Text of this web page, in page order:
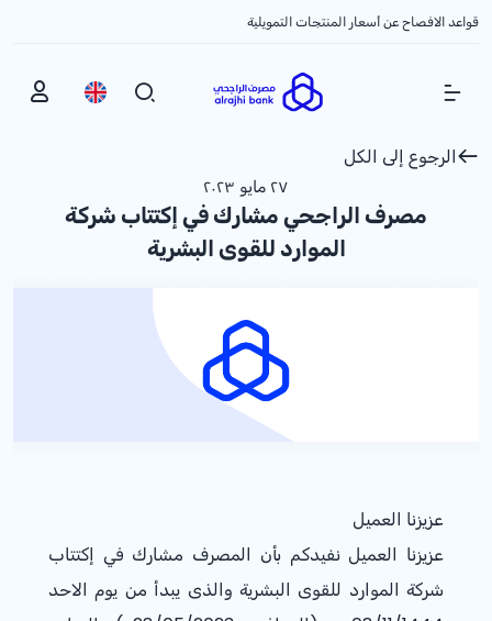
قواعد الافصاح عن أسعار المنتجات التمويلية
Show Menu
الرجوع إلى الكل
٢٧ مايو ٢٠٢٣
مصرف الراجحي مشارك في إكتتاب شركة
الموارد للقوى البشرية
عزيزنا العميل
عزيزنا العميل نفيدكم بأن المصرف مشارك في إكتتاب
شركة الموارد للقوى البشرية والذى يبدأ من يوم الاحد